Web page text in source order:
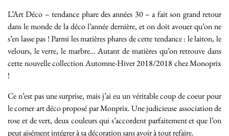
L’Art Déco – tendance phare des années 30 – a fait son grand retour
dans le monde de la déco l’année dernière, et on doit avouer qu’on ne
s’en lasse pas ! Parmi les matières phares de cette tendance : le laiton, le
velours, le verre, le marbre… Autant de matières qu’on retrouve dans
cette nouvelle collection Automne-Hiver 2018/2018 chez Monoprix
!
Ce n’est pas une surprise, mais j’ai eu un véritable coup de coeur pour
le corner art déco proposé par Monprix. Une judicieuse association de
rose et de vert, deux couleurs qui s’accordent parfaitement et que l’on
peut aisément intégrer à sa décoration sans avoir à tout refaire.